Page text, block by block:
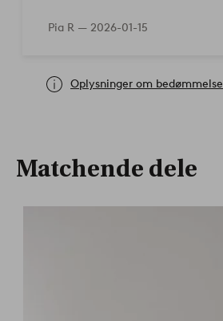
Pia R — 2026-01-15
Oplysninger om bedømmelse
Matchende dele